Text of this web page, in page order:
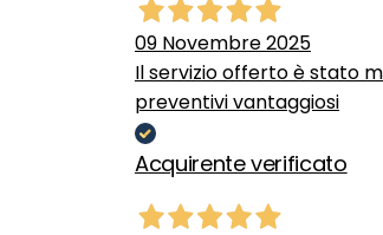
09 Novembre 2025
Il servizio offerto è stato
preventivi vantaggiosi
Acquirente verificato